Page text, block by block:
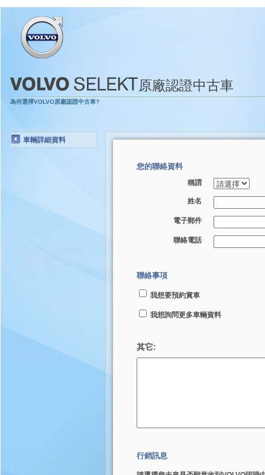
原廠認證中古車
為何選擇VOLVO原廠認證中古車?
車輛詳細資料
您的聯絡資料
稱謂
姓名
電子郵件
聯絡電話
聯絡事項
我想要預約賞車
我想詢問更多車輛資料
其它:
行銷訊息